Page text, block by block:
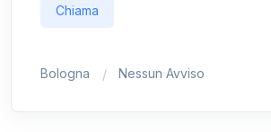
Chiama
Bologna Nessun Avviso